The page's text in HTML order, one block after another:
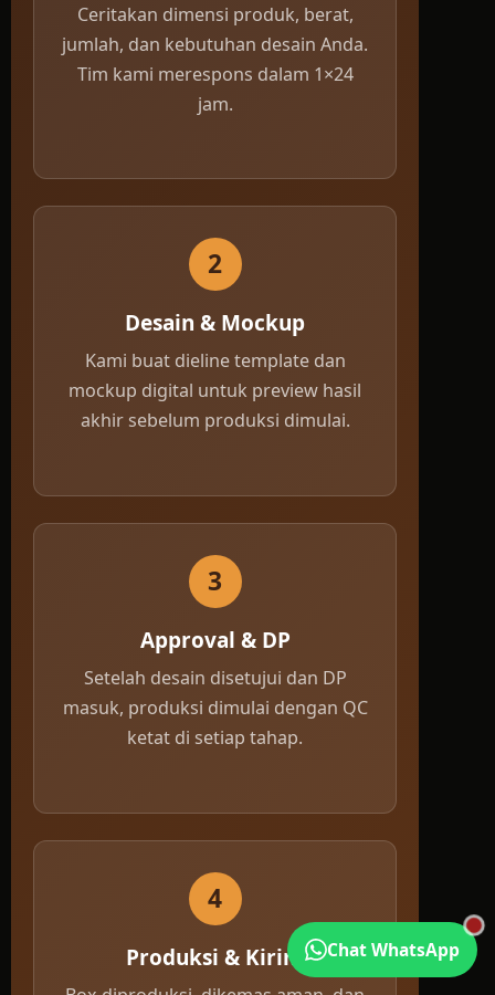
Ceritakan dimensi produk, berat,
jumlah, dan kebutuhan desain Anda.
Tim kami merespons dalam 1×24
jam.
2
Desain & Mockup
Kami buat dieline template dan
mockup digital untuk preview hasil
akhir sebelum produksi dimulai.
3
Approval & DP
Setelah desain disetujui dan DP
masuk, produksi dimulai dengan QC
ketat di setiap tahap.
4
Produksi & Kirim Chat WhatsApp